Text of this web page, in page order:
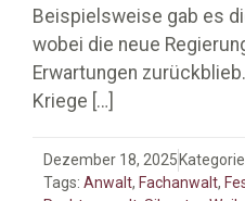
Beispielsweise gab es
wobei die neue
Erwartungen
Kriege […]
Dezember 18, 2025
Tags: Anwalt, Fachanwalt,